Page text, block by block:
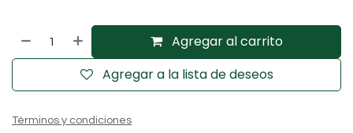
Agregar al carrito
Agregar a la lista de deseos
Términos y condiciones